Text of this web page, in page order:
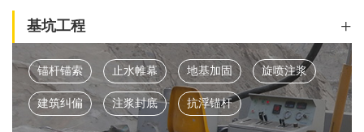
基坑工程 +
锚杆锚索 止水帷幕 地基加固 旋喷注浆
建筑纠偏 注浆封底 抗浮锚杆